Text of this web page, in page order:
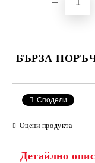
БЪРЗА
Сподели
Оцени продукта
Детайлно